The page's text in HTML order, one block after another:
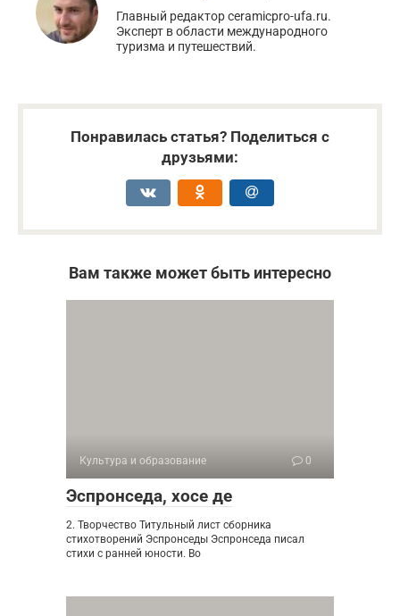
Главный редактор ceramicpro-ufa.ru.
Эксперт в области международного
туризма и путешествий.
Понравилась статья? Поделиться с
друзьями:
Вам также может быть интересно
Культура и образование 0
Эспронседа, хосе де
2. Творчество Титульный лист сборника
стихотворений Эспронседы Эспронседа писал
стихи с ранней юности. Во